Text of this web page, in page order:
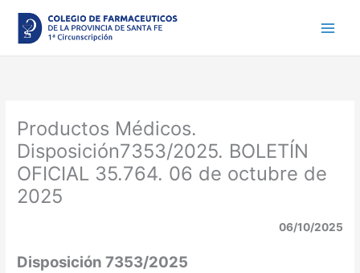
contenido
Productos Médicos.
Disposición7353/2025. BOLETÍN
OFICIAL 35.764. 06 de octubre de
2025
06/10/2025
Disposición 7353/2025